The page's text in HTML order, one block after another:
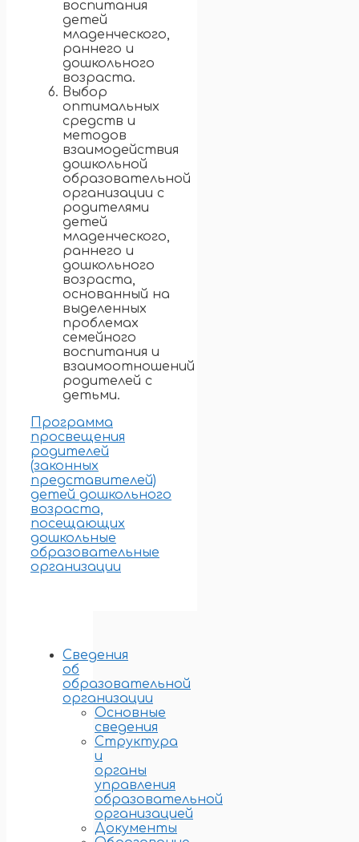
воспитания
детей
младенческого,
раннего и
дошкольного
возраста.
Выбор
оптимальных
средств и
методов
взаимодействия
дошкольной
образовательной
организации с
родителями
детей
младенческого,
раннего и
дошкольного
возраста,
основанный на
выделенных
проблемах
семейного
воспитания и
взаимоотношений
родителей с
детьми.
Программа
просвещения
родителей
(законных
представителей)
детей дошкольного
возраста,
посещающих
дошкольные
образовательные
организации
Сведения
об
образовательной
организации
Основные
сведения
Структура
и
органы
управления
образовательной
организацией
Документы